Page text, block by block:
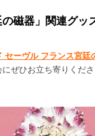
の磁器」関連グッ
セーヴル フランス宮廷
ぜひお立ち寄りくだ